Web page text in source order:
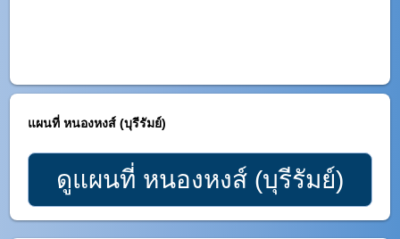
แผนที่ หนองหงส์ (บุรีรัมย์)
ดูแผนที่ หนองหงส์ (บุรีรัมย์)